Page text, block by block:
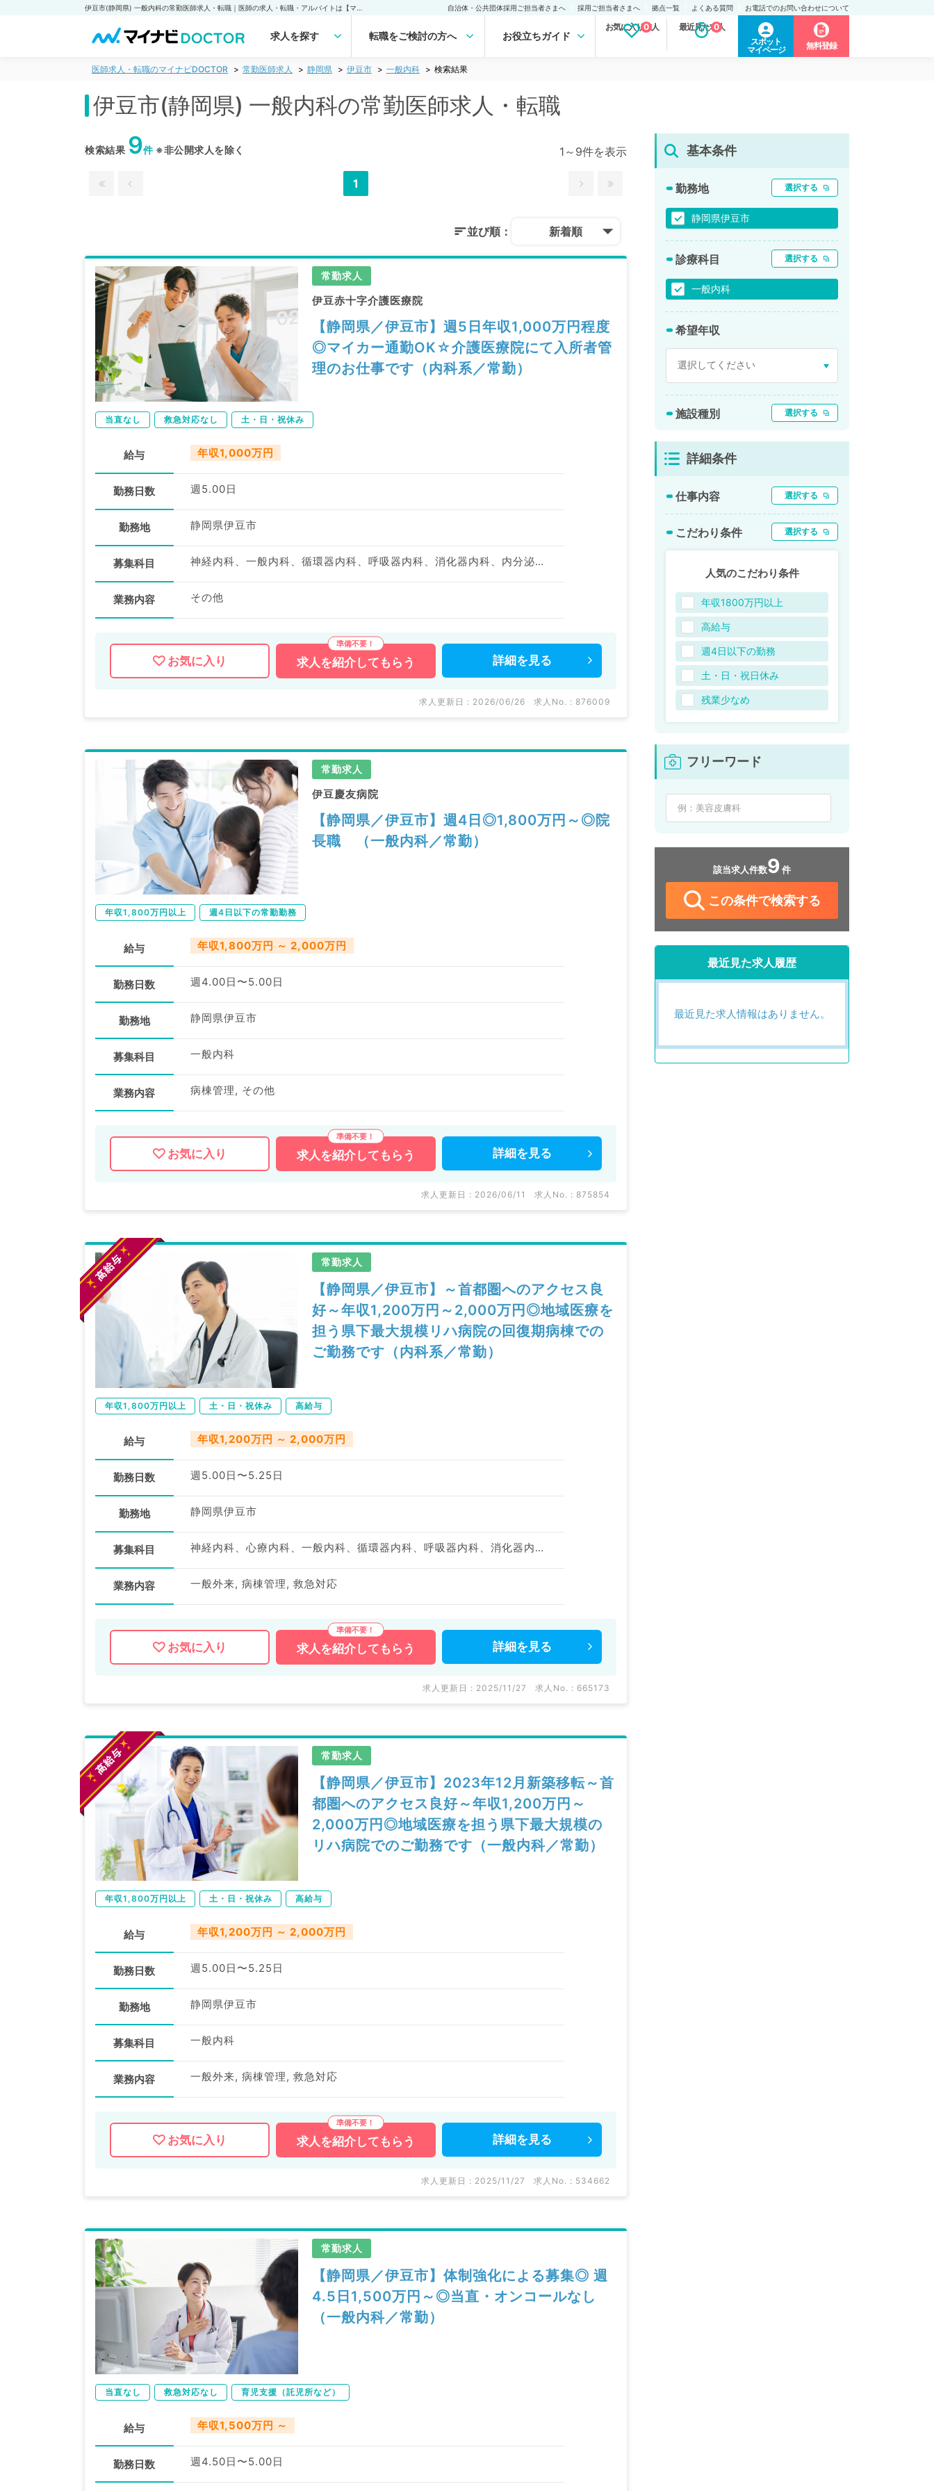
自治体・公共団体採用ご担当者さまへ 採用ご担当者さまへ 拠点一覧 よくある質問 お電話でのお問い合わせについて
求人を探す 転職をご検討の方へ お役立ちガイド
お気に入り求人
0 最近見た求人
0
スポット
マイページ
無料登録
医師求人・転職のマイナビDOCTOR 常勤医師求人 静岡県 伊豆市 一般内科 検索結果
伊豆市(静岡県) 一般内科の常勤医師求人・転職
検索結果 9件※非公開求人を除く 1～9件を表示
1
並び順： 新着順
常勤求人
伊豆赤十字介護医療院
【静岡県／伊豆市】週5日年収1,000万円程度
◎マイカー通勤OK☆介護医療院にて入所者管
理のお仕事です（内科系／常勤）
当直なし 救急対応なし 土・日・祝休み
給与 年収1,000万円
勤務日数 週5.00日
勤務地 静岡県伊豆市
募集科目 神経内科、一般内科、循環器内科、呼吸器内科、消化器内科、内分泌・代謝内科、腎臓内科、老年内科、血液内科、膠原病科
業務内容 その他
お気に入り 求人を紹介してもらう 詳細を 見る
求人更新日 : 2026/06/26 求人No. : 876009
常勤求人
伊豆慶友病院
【静岡県／伊豆市】週4日◎1,800万円～◎院
長職 （一般内科／常勤）
年収1,800万円以上 週4日以下の常勤勤務
給与 年収1,800万円 ～ 2,000万円
勤務日数 週4.00日〜5.00日
勤務地 静岡県伊豆市
募集科目 一般内科
業務内容 病棟管理, その他
お気に入り 求人を紹介してもらう 詳細を 見る
求人更新日 : 2026/06/11 求人No. : 875854
常勤求人
【静岡県／伊豆市】～首都圏へのアクセス良
好～年収1,200万円～2,000万円◎地域医療を
担う県下最大規模リハ病院の回復期病棟での
ご勤務です（内科系／常勤）
年収1,800万円以上 土・日・祝休み 高給与
給与 年収1,200万円 ～ 2,000万円
勤務日数 週5.00日〜5.25日
勤務地 静岡県伊豆市
募集科目 神経内科、心療内科、一般内科、循環器内科、呼吸器内科、消化器内科、内分泌・代謝内科、腎臓内科、血液内科、膠原病科
業務内容 一般外来, 病棟管理, 救急対応
お気に入り 求人を紹介してもらう 詳細を 見る
求人更新日 : 2025/11/27 求人No. : 665173
常勤求人
【静岡県／伊豆市】2023年12月新築移転～首
都圏へのアクセス良好～年収1,200万円～
2,000万円◎地域医療を担う県下最大規模の
リハ病院でのご勤務です（一般内科／常勤）
年収1,800万円以上 土・日・祝休み 高給与
給与 年収1,200万円 ～ 2,000万円
勤務日数 週5.00日〜5.25日
勤務地 静岡県伊豆市
募集科目 一般内科
業務内容 一般外来, 病棟管理, 救急対応
お気に入り 求人を紹介してもらう 詳細を 見る
求人更新日 : 2025/11/27 求人No. : 534662
常勤求人
【静岡県／伊豆市】体制強化による募集◎ 週
4.5日1,500万円～◎当直・オンコールなし
（一般内科／常勤）
当直なし 救急対応なし 育児支援（託児所など）
給与 年収1,500万円 ～
勤務日数 週4.50日〜5.00日
基本条件
勤務地 選択する
静岡県伊豆市
診療科目 選択する
一般内科
希望年収
施設種別 選択する
詳細条件
仕事内容 選択する
こだわり条件 選択する
人気のこだわり条件
年収1800万円以上
高給与
週4日以下の勤務
土・日・祝日休み
残業少なめ
フリーワード
該当求人件数9 件
この条件で検索する
最近見た求人履歴
最近見た求人情報はありません。